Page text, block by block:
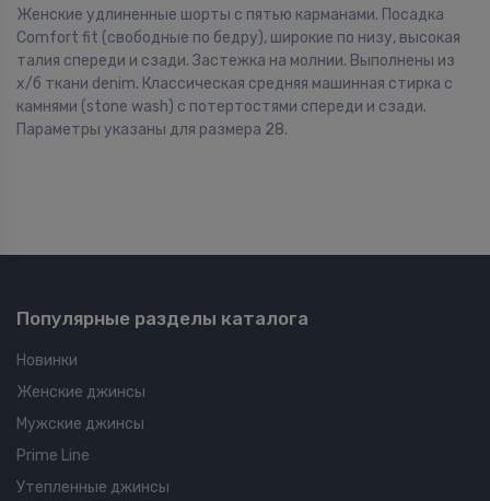
Женские удлиненные шорты с пятью карманами. Посадка
Comfort fit (свободные по бедру), широкие по низу, высокая
талия спереди и сзади. Застежка на молнии. Выполнены из
x/б ткани denim. Классическая средняя машинная стирка с
камнями (stone wash) с потертостями спереди и сзади.
Параметры указаны для размера 28.
Популярные разделы каталога
Новинки
Женские джинсы
Мужские джинсы
Prime Line
Утепленные джинсы